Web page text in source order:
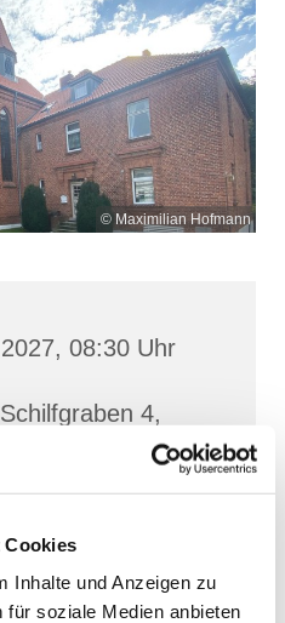
Cookies
Inhalte und Anzeigen zu
soziale Medien anbieten
© Maximilian Hofmann
08:30 Uhr
4,